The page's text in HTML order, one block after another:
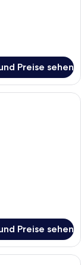
Preise sehen
Holzrahmen, ein
Preise sehen
und